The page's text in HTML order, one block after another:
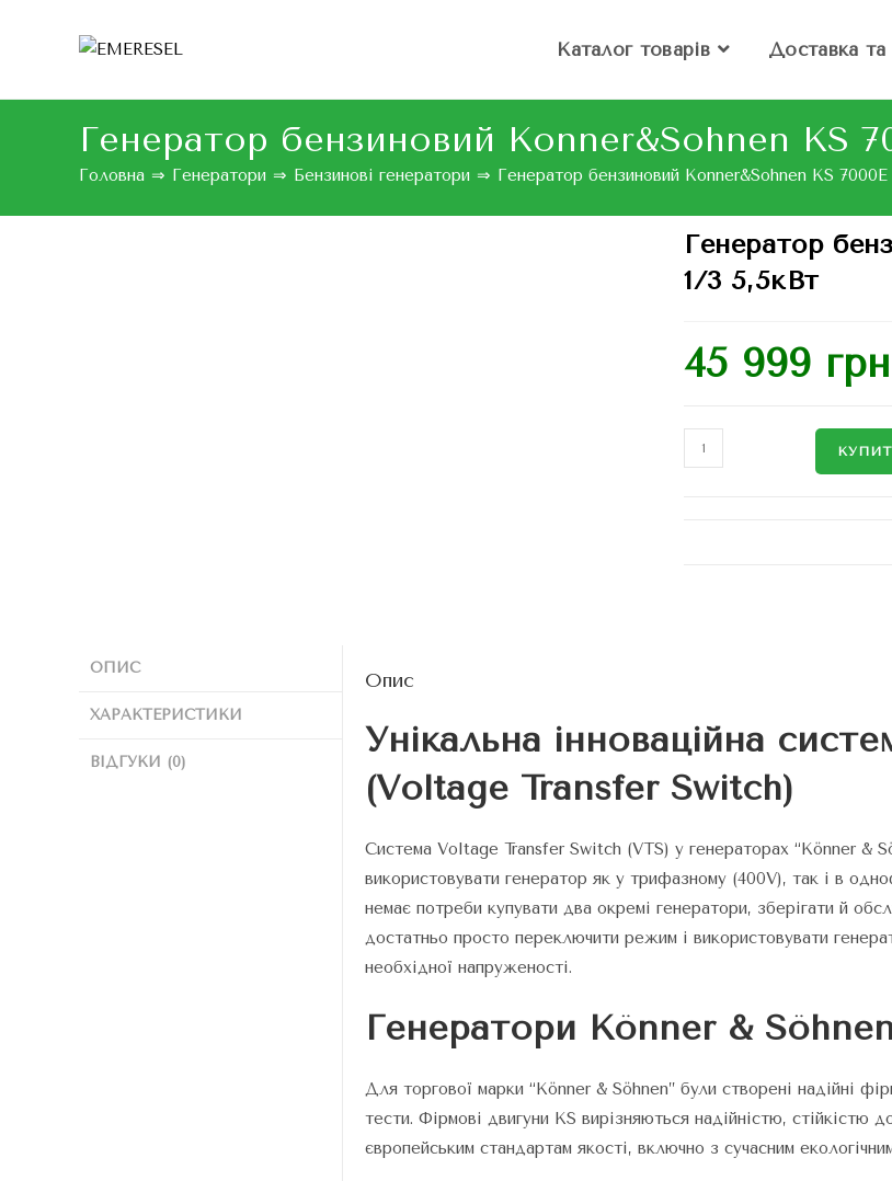
Каталог товарів Доставка та
Генератор бензиновий Konner&Sohnen KS
Головна ⇒ Генератори ⇒ Бензинові генератори ⇒ Генератор бензиновий Konner&Sohnen KS
Генератор
1/3 5,5кВт
45 999 грн
ОПИС
ХАРАКТЕРИСТИКИ
ВІДГУКИ (0)
Опис
Унікальна інноваційна
(Voltage Transfer Switch)
Система Voltage Transfer Switch (VTS) у генераторах “Könner &
використовувати генератор як у трифазному (400V), так і в
немає потреби купувати два окремі генератори, зберігати й
достатньо просто переключити режим і використовувати
необхідної напруженості.
Генератори Könner &
Для торгової марки “Könner & Söhnen” були створені надійні
тести. Фірмові двигуни KS вирізняються надійністю, стійкістю
європейським стандартам якості, включно з сучасним